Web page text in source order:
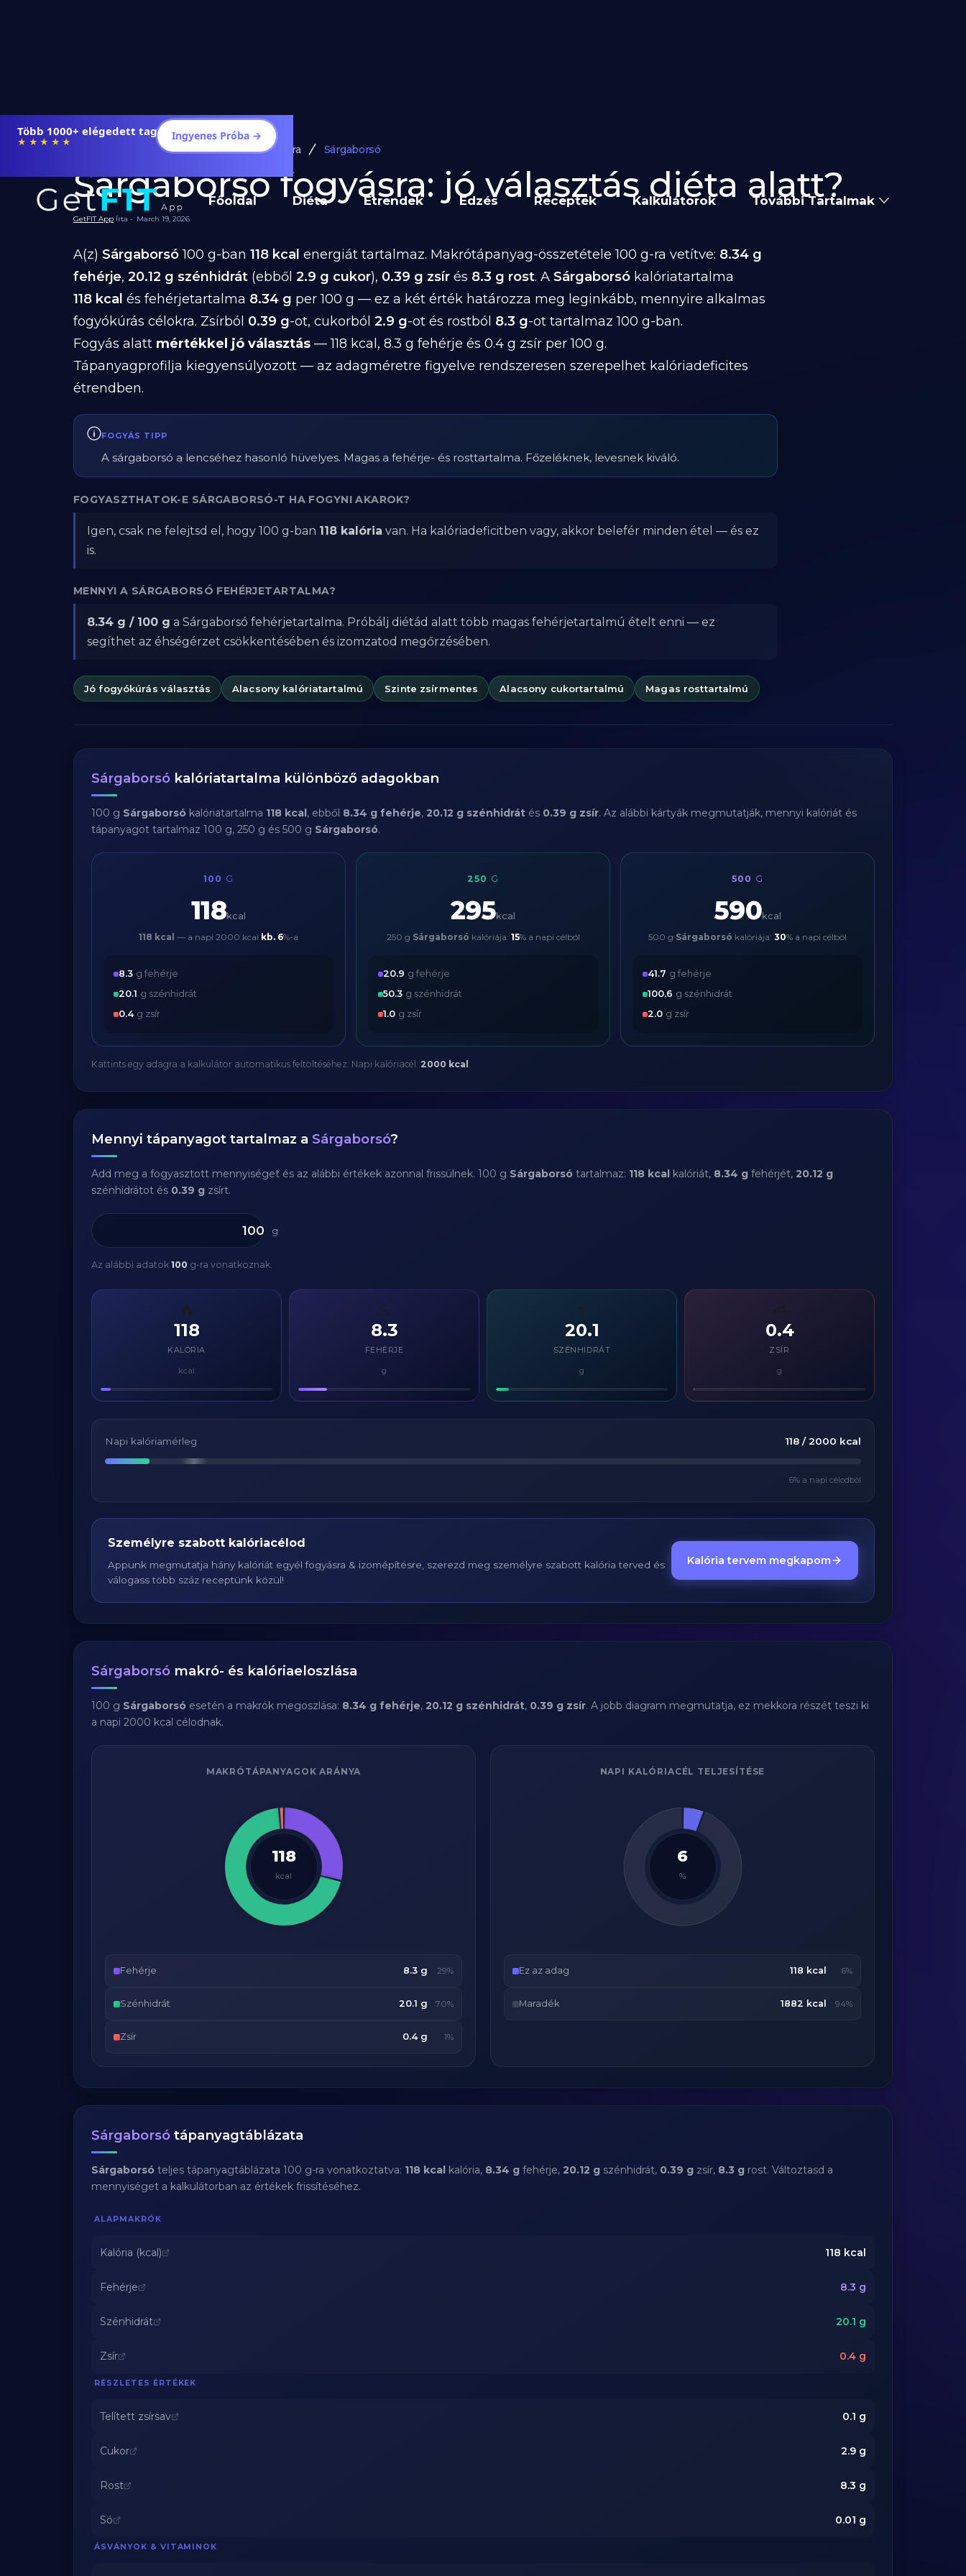
Több 1000+ elégedett tag
★★★★★ Ingyenes Próba →
Főoldal Diéta Étrendek Edzés Receptek Kalkulátorok További Tartalmak
Diéta és Étrend Ételek Fogyásra Sárgaborsó
Sárgaborsó fogyásra: jó választás diéta alatt?
GetFIT App Írta - March 19, 2026
A(z) Sárgaborsó100 g-ban 118 kcal energiát tartalmaz. Makrótápanyag-összetétele 100 g-ra vetítve: 8.34 g
fehérje, 20.12 g szénhidrát (ebből 2.9 g cukor), 0.39 g zsír és 8.3 g rost. A Sárgaborsó kalóriatartalma
118 kcal és fehérjetartalma 8.34 g per 100 g — ez a két érték határozza meg leginkább, mennyire alkalmas
fogyókúrás célokra. Zsírból 0.39 g-ot, cukorból 2.9 g-ot és rostból 8.3 g-ot tartalmaz 100 g-ban.
Fogyás alatt mértékkel jó választás — 118 kcal, 8.3 g fehérje és 0.4 g zsír per 100 g.
Tápanyagprofilja kiegyensúlyozott — az adagméretre figyelve rendszeresen szerepelhet kalóriadeficites
étrendben.
FOGYÁS TIPP
A sárgaborsó a lencséhez hasonló hüvelyes. Magas a fehérje- és rosttartalma. Főzeléknek, levesnek kiváló.
FOGYASZTHATOK-E SÁRGABORSÓ-T HA FOGYNI AKAROK?
Igen, csak ne felejtsd el, hogy 100 g-ban 118 kalória van. Ha kalóriadeficitben vagy, akkor belefér minden étel — és ez
is.
MENNYI A SÁRGABORSÓ FEHÉRJETARTALMA?
8.34 g / 100 g a Sárgaborsó fehérjetartalma. Próbálj diétád alatt több magas fehérjetartalmú ételt enni — ez
segíthet az éhségérzet csökkentésében és izomzatod megőrzésében.
Jó fogyókúrás választás Alacsony kalóriatartalmú Szinte zsírmentes Alacsony cukortartalmú Magas rosttartalmú
Sárgaborsó kalóriatartalma különböző adagokban
100 g Sárgaborsó kalóriatartalma 118 kcal, ebből 8.34 g fehérje, 20.12 g szénhidrát és 0.39 g zsír. Az alábbi kártyák megmutatják, mennyi kalóriát és
tápanyagot tartalmaz 100 g, 250 g és 500 g Sárgaborsó.
100 G
118kcal
118 kcal — a napi 2000 kcal kb. 6%-a
8.3 g fehérje
20.1 g szénhidrát
0.4 g zsír
250 G
295kcal
250 g Sárgaborsó kalóriája: 15% a napi célból
20.9 g fehérje
50.3 g szénhidrát
1.0 g zsír
500 G
590kcal
500 g Sárgaborsó kalóriája: 30% a napi célból
41.7 g fehérje
100.6 g szénhidrát
2.0 g zsír
Kattints egy adagra a kalkulátor automatikus feltöltéséhez. Napi kalóriacél: 2000 kcal .
Mennyi tápanyagot tartalmaz a Sárgaborsó?
Add meg a fogyasztott mennyiséget és az alábbi értékek azonnal frissülnek. 100 g Sárgaborsó tartalmaz: 118 kcal kalóriát, 8.34 g fehérjét, 20.12 g
szénhidrátot és 0.39 g zsírt.
g
Az alábbi adatok 100 g-ra vonatkoznak.
🔥
118
KALÓRIA
kcal
💪
8.3
FEHÉRJE
g
⚡
20.1
SZÉNHIDRÁT
g
0.4
ZSÍR
g
Napi kalóriamérleg 118 / 2000 kcal
6% a napi célodból
Személyre szabott kalóriacélod
Appunk megmutatja hány kalóriát egyél fogyásra & izomépítésre, szerezd meg személyre szabott kalória terved és
válogass több száz receptünk közül!
Kalória tervem megkapom
Sárgaborsó makró- és kalóriaeloszlása
100 g Sárgaborsó esetén a makrók megoszlása: 8.34 g fehérje, 20.12 g szénhidrát, 0.39 g zsír. A jobb diagram megmutatja, ez mekkora részét teszi ki
a napi 2000 kcal célodnak.
MAKRÓTÁPANYAGOK ARÁNYA
118
kcal
Fehérje 8.3 g 29%
Szénhidrát 20.1 g 70%
Zsír 0.4 g 1%
NAPI KALÓRIACÉL TELJESÍTÉSE
6
%
Ez az adag 118 kcal 6%
Maradék 1882 kcal 94%
Sárgaborsó tápanyagtáblázata
Sárgaborsó teljes tápanyagtáblázata 100 g-ra vonatkoztatva: 118 kcal kalória, 8.34 g fehérje, 20.12 g szénhidrát, 0.39 g zsír, 8.3 g rost. Változtasd a
mennyiséget a kalkulátorban az értékek frissítéséhez.
ALAPMAKRÓK
Kalória (kcal) 118 kcal
Fehérje 8.3 g
Szénhidrát 20.1 g
Zsír 0.4 g
RÉSZLETES ÉRTÉKEK
Telített zsírsav 0.1 g
Cukor 2.9 g
Rost 8.3 g
Só 0.01 g
ÁSVÁNYOK & VITAMINOK